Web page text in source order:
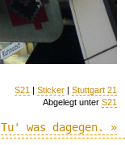
S21 | Sticker | Stuttgart 21
Abgelegt unter S21
was dagegen. »